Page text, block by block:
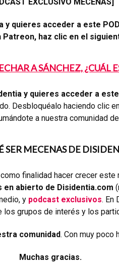
y quieres acceder a este
Patreon, haz clic en el
A SÁNCHEZ, ¿CUÁL
y quieres acceder a
Desbloquéalo haciendo clic
a nuestra comunidad
SER MECENAS DE
finalidad hacer crecer este
abierto de Disidentia.com
y podcast exclusivos. En
grupos de interés y los
comunidad. Con muy poco
Muchas gracias.